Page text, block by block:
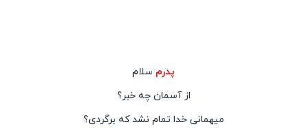
پدرم ﺳﻼﻡ
ﺍﺯ ﺁﺳﻤﺎﻥ ﭼﻪ ﺧﺒﺮ؟
ﻣﯿﻬﻤﺎﻧﯽ ﺧﺪﺍ ﺗﻤﺎﻡ ﻧﺸﺪ ﮐﻪ ﺑﺮﮔﺮﺩﯼ؟